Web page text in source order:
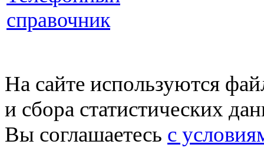
справочник
На сайте используются
и сбора статистических
Вы соглашаетесь с